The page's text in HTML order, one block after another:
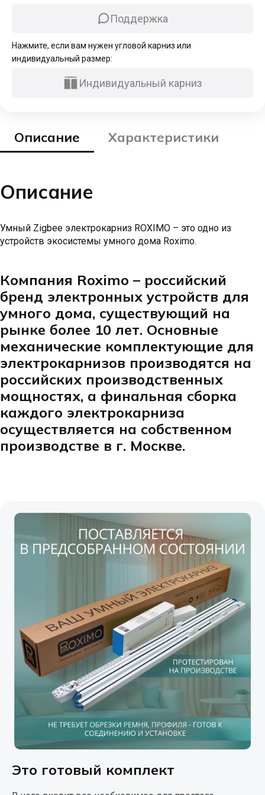
Поддержка
Нажмите, если вам нужен угловой карниз или
индивидуальный размер:
Индивидуальный карниз
Описание Характеристики
Описание
Умный Zigbee электрокарниз ROXIMO – это одно из
устройств экосистемы умного дома Roximo.
Компания Roximo – российский
бренд электронных устройств для
умного дома, существующий на
рынке более 10 лет. Основные
механические комплектующие для
электрокарнизов производятся на
российских производственных
мощностях, а финальная сборка
каждого электрокарниза
осуществляется на собственном
производстве в г. Москве.
Это готовый комплект